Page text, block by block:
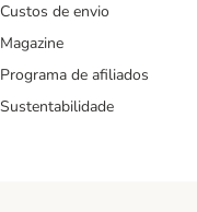
Custos de envio
Magazine
Programa de afiliados
Sustentabilidade